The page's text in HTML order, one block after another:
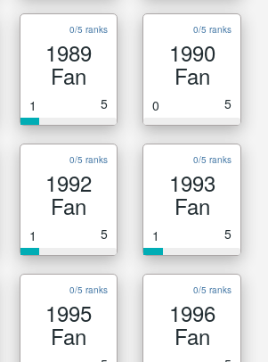
0/5 ranks
1989
Fan
1 5
0/5 ranks
1990
Fan
0 5
0/5 ranks
1992
Fan
1 5
0/5 ranks
1993
Fan
1 5
0/5 ranks
1995
Fan
0/5 ranks
1996
Fan